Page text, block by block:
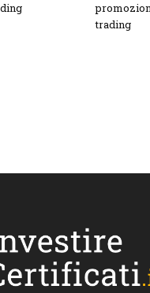
trading